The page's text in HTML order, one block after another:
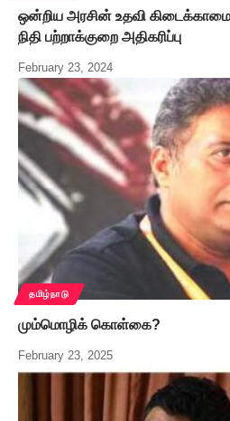
ஒன்றிய அரசின் உதவி
நிதி பற்றாக்குறை அதிகரிப்பு
February 23, 2024
தமிழ்நாடு
மும்மொழிக் கொள்கை?
February 23, 2025